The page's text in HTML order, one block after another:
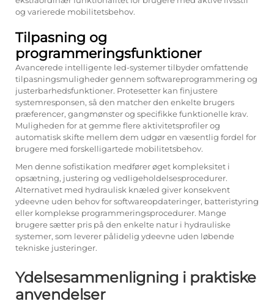
og varierede mobilitetsbehov.
Tilpasning og
programmeringsfunktioner
Avancerede intelligente led-systemer tilbyder omfattende
tilpasningsmuligheder gennem softwareprogrammering og
justerbarhedsfunktioner. Protesetter kan finjustere
systemresponsen, så den matcher den enkelte brugers
præferencer, gangmønster og specifikke funktionelle krav.
Muligheden for at gemme flere aktivitetsprofiler og
automatisk skifte mellem dem udgør en væsentlig fordel for
brugere med forskelligartede mobilitetsbehov.
Men denne sofistikation medfører øget kompleksitet i
opsætning, justering og vedligeholdelsesprocedurer.
Alternativet med hydraulisk knæled giver konsekvent
ydeevne uden behov for softwareopdateringer, batteristyring
eller komplekse programmeringsprocedurer. Mange
brugere sætter pris på den enkelte natur i hydrauliske
systemer, som leverer pålidelig ydeevne uden løbende
tekniske justeringer.
Ydelsesammenligning i praktiske
anvendelser